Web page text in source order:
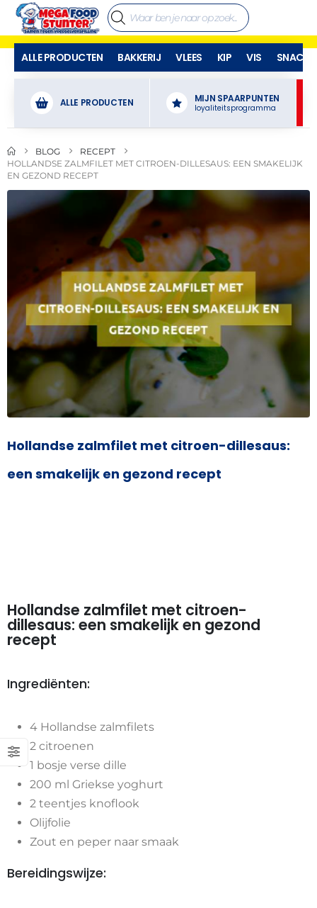
ALLE PRODUCTEN BAKKERIJ VLEES KIP VIS SNACKS
ALLE PRODUCTEN MIJN SPAARPUNTEN
loyaliteitsprogramma
BLOG
RECEPT
HOLLANDSE ZALMFILET MET CITROEN-DILLESAUS: EEN SMAKELIJK
EN GEZOND RECEPT
Hollandse zalmfilet met citroen-dillesaus:
een smakelijk en gezond recept
Hollandse zalmfilet met citroen-
dillesaus: een smakelijk en gezond
recept
Ingrediënten:
4 Hollandse zalmfilets
2 citroenen
1 bosje verse dille
200 ml Griekse yoghurt
2 teentjes knoflook
Olijfolie
Zout en peper naar smaak
Bereidingswijze: